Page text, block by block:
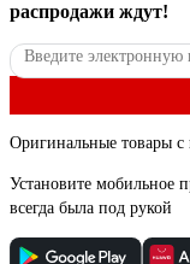
распродажи ждут!
Оригинальные товары с
Установите мобильное
всегда была под рукой